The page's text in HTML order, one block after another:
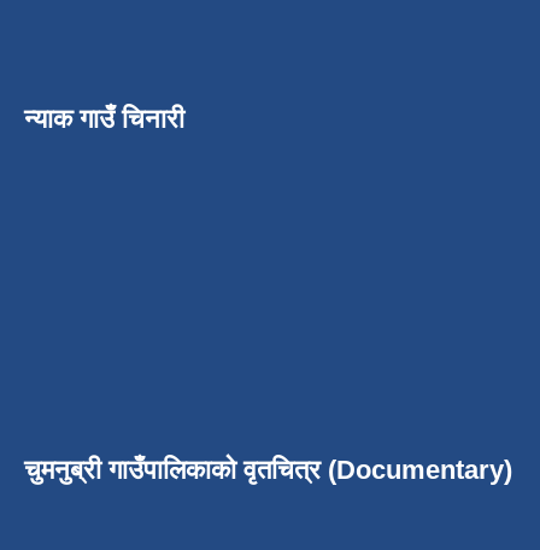
न्याक गाउँ चिनारी
चुमनुब्री गाउँपालिकाको वृतचित्र (Documentary)